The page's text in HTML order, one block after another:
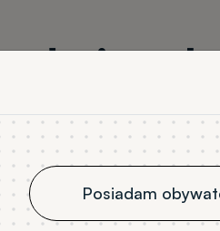
Posiadam
Przedmioty
Studia w języku polskim